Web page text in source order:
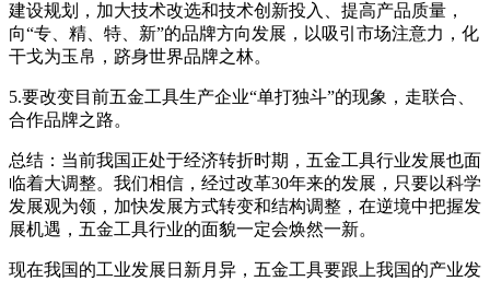
建设规划，加大技术改选和技术创新投入、提高产品质量，
向“专、精、特、新”的品牌方向发展，以吸引市场注意力，化
干戈为玉帛，跻身世界品牌之林。
5.要改变目前五金工具生产企业“单打独斗”的现象，走联合、
合作品牌之路。
总结：当前我国正处于经济转折时期，五金工具行业发展也面
临着大调整。我们相信，经过改革30年来的发展，只要以科学
发展观为领，加快发展方式转变和结构调整，在逆境中把握发
展机遇，五金工具行业的面貌一定会焕然一新。
现在我国的工业发展日新月异，五金工具要跟上我国的产业发